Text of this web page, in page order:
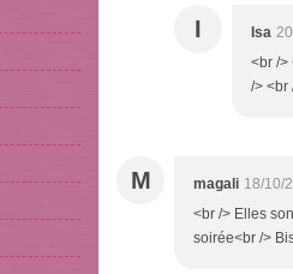
I Isa
<br />
/> <br
M magali 18/10/
<br /> Elles
soirée<br />